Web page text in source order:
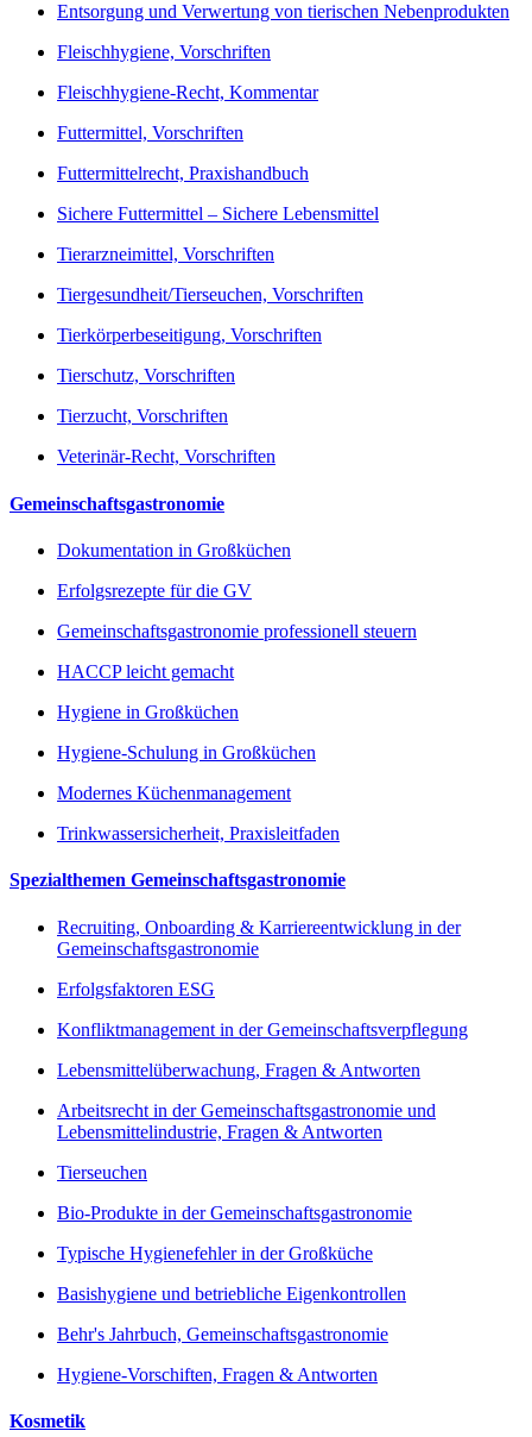
Entsorgung und Verwertung von tierischen Nebenprodukten
Fleischhygiene, Vorschriften
Fleischhygiene-Recht, Kommentar
Futtermittel, Vorschriften
Futtermittelrecht, Praxishandbuch
Sichere Futtermittel – Sichere Lebensmittel
Tierarzneimittel, Vorschriften
Tiergesundheit/Tierseuchen, Vorschriften
Tierkörperbeseitigung, Vorschriften
Tierschutz, Vorschriften
Tierzucht, Vorschriften
Veterinär-Recht, Vorschriften
Gemeinschaftsgastronomie
Dokumentation in Großküchen
Erfolgsrezepte für die GV
Gemeinschaftsgastronomie professionell steuern
HACCP leicht gemacht
Hygiene in Großküchen
Hygiene-Schulung in Großküchen
Modernes Küchenmanagement
Trinkwassersicherheit, Praxisleitfaden
Spezialthemen Gemeinschaftsgastronomie
Recruiting, Onboarding & Karriereentwicklung in der
Gemeinschaftsgastronomie
Erfolgsfaktoren ESG
Konfliktmanagement in der Gemeinschaftsverpflegung
Lebensmittelüberwachung, Fragen & Antworten
Arbeitsrecht in der Gemeinschaftsgastronomie und
Lebensmittelindustrie, Fragen & Antworten
Tierseuchen
Bio-Produkte in der Gemeinschaftsgastronomie
Typische Hygienefehler in der Großküche
Basishygiene und betriebliche Eigenkontrollen
Behr's Jahrbuch, Gemeinschaftsgastronomie
Hygiene-Vorschiften, Fragen & Antworten
Kosmetik